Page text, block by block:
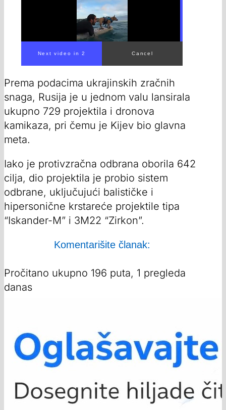
00:00/ 02:26
Prema podacima ukrajinskih zračnih
snaga, Rusija je u jednom valu lansirala
ukupno 729 projektila i dronova
kamikaza, pri čemu je Kijev bio glavna
meta.
Iako je protivzračna odbrana oborila 642
cilja, dio projektila je probio sistem
odbrane, uključujući balističke i
hipersonične krstareće projektile tipa
“Iskander-M” i 3M22 “Zirkon”.
Komentarišite članak:
Pročitano ukupno 196 puta, 1 pregleda
danas